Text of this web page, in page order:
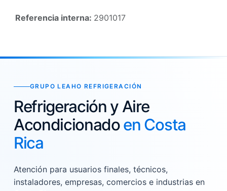
Referencia interna: 2901017
GRUPO LEAHO REFRIGERACIÓN
Refrigeración y Aire
Acondicionadoen Costa
Rica
Atención para usuarios finales, técnicos,
instaladores, empresas, comercios e industrias en